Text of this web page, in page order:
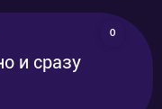
0
и сразу